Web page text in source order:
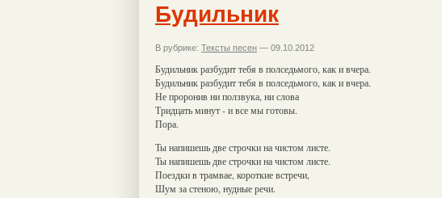
Будильник
В рубрике: Тексты песен — 09.10.2012
Будильник разбудит тебя в полседьмого, как и вчера.
Будильник разбудит тебя в полседьмого, как и вчера.
Не проронив ни ползвука, ни слова
Тридцать минут - и все мы готовы.
Пора.
Ты напишешь две строчки на чистом листе.
Ты напишешь две строчки на чистом листе.
Поездки в трамвае, короткие встречи,
Шум за стеною, нудные речи.